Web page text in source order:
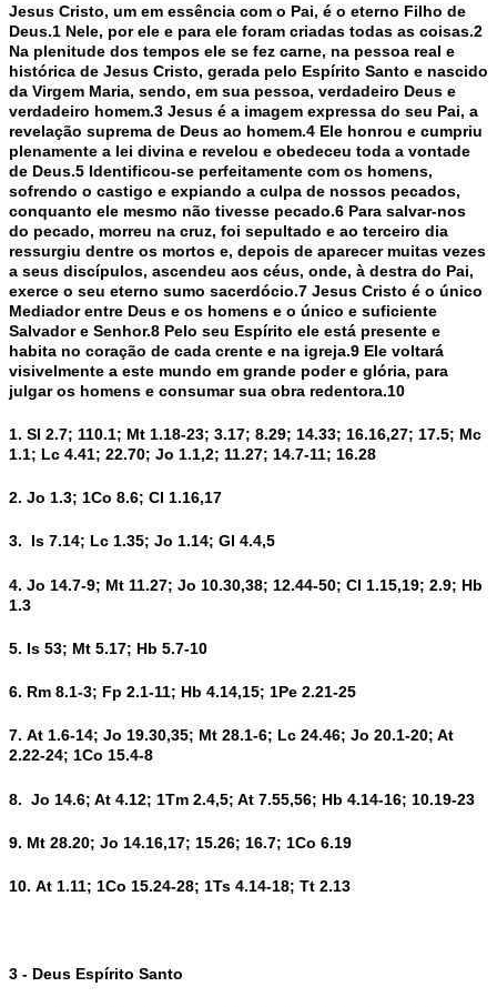
Jesus Cristo, um em essência com o Pai, é o eterno Filho de
Deus.1 Nele, por ele e para ele foram criadas todas as coisas.2
Na plenitude dos tempos ele se fez carne, na pessoa real e
histórica de Jesus Cristo, gerada pelo Espírito Santo e nascido
da Virgem Maria, sendo, em sua pessoa, verdadeiro Deus e
verdadeiro homem.3 Jesus é a imagem expressa do seu Pai, a
revelação suprema de Deus ao homem.4 Ele honrou e cumpriu
plenamente a lei divina e revelou e obedeceu toda a vontade
de Deus.5 Identificou-se perfeitamente com os homens,
sofrendo o castigo e expiando a culpa de nossos pecados,
conquanto ele mesmo não tivesse pecado.6 Para salvar-nos
do pecado, morreu na cruz, foi sepultado e ao terceiro dia
ressurgiu dentre os mortos e, depois de aparecer muitas vezes
a seus discípulos, ascendeu aos céus, onde, à destra do Pai,
exerce o seu eterno sumo sacerdócio.7 Jesus Cristo é o único
Mediador entre Deus e os homens e o único e suficiente
Salvador e Senhor.8 Pelo seu Espírito ele está presente e
habita no coração de cada crente e na igreja.9 Ele voltará
visivelmente a este mundo em grande poder e glória, para
julgar os homens e consumar sua obra redentora.10
1. Sl 2.7; 110.1; Mt 1.18-23; 3.17; 8.29; 14.33; 16.16,27; 17.5; Mc
1.1; Lc 4.41; 22.70; Jo 1.1,2; 11.27; 14.7-11; 16.28
2. Jo 1.3; 1Co 8.6; Cl 1.16,17
3. Is 7.14; Lc 1.35; Jo 1.14; Gl 4.4,5
4. Jo 14.7-9; Mt 11.27; Jo 10.30,38; 12.44-50; Cl 1.15,19; 2.9; Hb
1.3
5. Is 53; Mt 5.17; Hb 5.7-10
6. Rm 8.1-3; Fp 2.1-11; Hb 4.14,15; 1Pe 2.21-25
7. At 1.6-14; Jo 19.30,35; Mt 28.1-6; Lc 24.46; Jo 20.1-20; At
2.22-24; 1Co 15.4-8
8. Jo 14.6; At 4.12; 1Tm 2.4,5; At 7.55,56; Hb 4.14-16; 10.19-23
9. Mt 28.20; Jo 14.16,17; 15.26; 16.7; 1Co 6.19
10. At 1.11; 1Co 15.24-28; 1Ts 4.14-18; Tt 2.13
3 - Deus Espírito Santo